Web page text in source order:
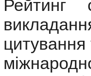
Рейтинг
цитування